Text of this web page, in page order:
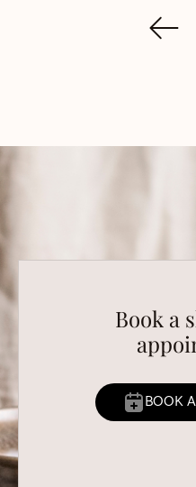
Book a
BOOK